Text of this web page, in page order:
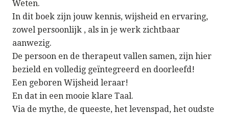
Weten.
In dit boek zijn jouw kennis, wijsheid en ervaring,
zowel persoonlijk , als in je werk zichtbaar
aanwezig.
De persoon en de therapeut vallen samen, zijn hier
bezield en volledig geïntegreerd en doorleefd!
Een geboren Wijsheid leraar!
En dat in een mooie klare Taal.
Via de mythe, de queeste, het levenspad, het oudste